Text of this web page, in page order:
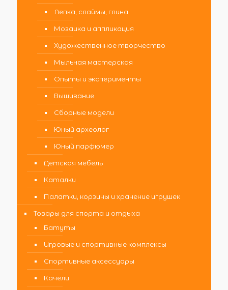
Лепка, слаймы, глина
Мозаика и аппликация
Художественное творчество
Мыльная мастерская
Опыты и эксперименты
Вышивание
Сборные модели
Юный археолог
Юный парфюмер
Детская мебель
Каталки
Палатки, корзины и хранение игрушек
Товары для спорта и отдыха
Батуты
Игровые и спортивные комплексы
Спортивные аксессуары
Качели